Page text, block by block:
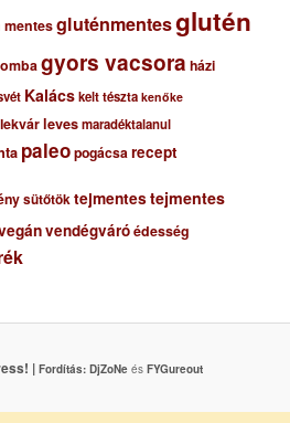
mentesgluténmentesglutén
gyors vacsora házi
Kalácskelt tészta kenőke
lekvárlevesmaradéktalanul
paleopogácsarecept
sütőtöktejmentestejmentes
vendégváróédesség
| Fordítás: DjZoNeés FYGureout